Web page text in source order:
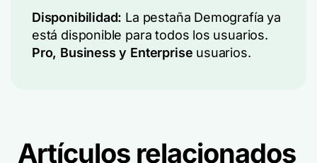
Disponibilidad: La pestaña Demografía ya
está disponible para todos los usuarios.
Pro, Business y Enterprise usuarios.
Artículos relacionados